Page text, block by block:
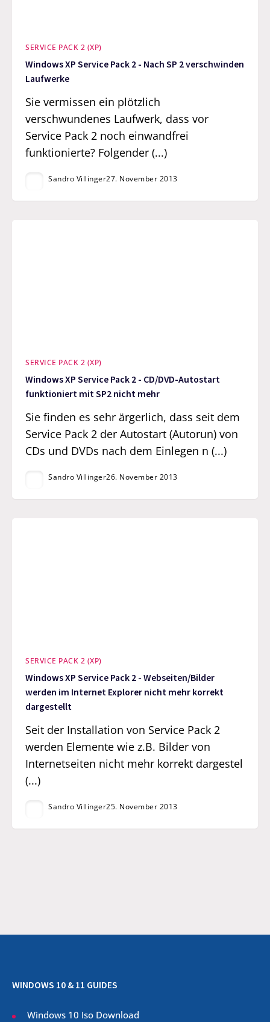
SERVICE PACK 2 (XP)
Windows XP Service Pack 2 - Nach SP 2 verschwinden
Laufwerke
Sie vermissen ein plötzlich
verschwundenes Laufwerk, dass vor
Service Pack 2 noch einwandfrei
funktionierte? Folgender (...)
Sandro Villinger27. November 2013
SERVICE PACK 2 (XP)
Windows XP Service Pack 2 - CD/DVD-Autostart
funktioniert mit SP2 nicht mehr
Sie finden es sehr ärgerlich, dass seit dem
Service Pack 2 der Autostart (Autorun) von
CDs und DVDs nach dem Einlegen n (...)
Sandro Villinger26. November 2013
SERVICE PACK 2 (XP)
Windows XP Service Pack 2 - Webseiten/Bilder
werden im Internet Explorer nicht mehr korrekt
dargestellt
Seit der Installation von Service Pack 2
werden Elemente wie z.B. Bilder von
Internetseiten nicht mehr korrekt dargestel
(...)
Sandro Villinger25. November 2013
WINDOWS 10 & 11 GUIDES
Windows 10 Iso Download